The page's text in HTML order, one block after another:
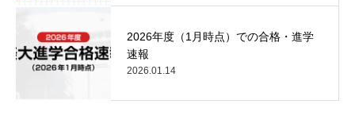
2026年度（1月時点）での合格・進学
速報
2026.01.14